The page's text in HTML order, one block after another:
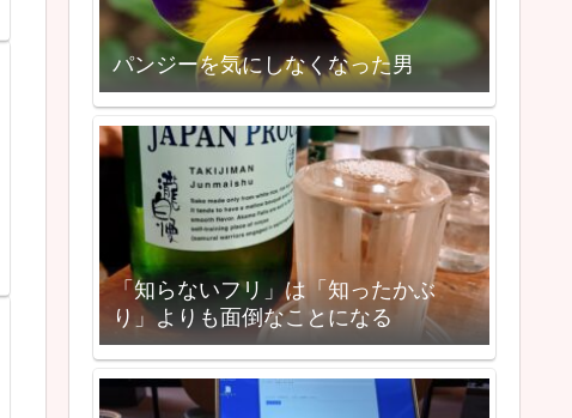
パンジーを気にしなくなった男
「知らないフリ」は「知ったかぶ
り」よりも面倒なことになる